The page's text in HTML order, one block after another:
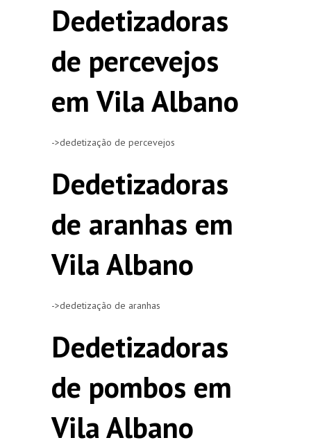
Dedetizadoras
de percevejos
em Vila Albano
->dedetização de percevejos
Dedetizadoras
de aranhas em
Vila Albano
->dedetização de aranhas
Dedetizadoras
de pombos em
Vila Albano